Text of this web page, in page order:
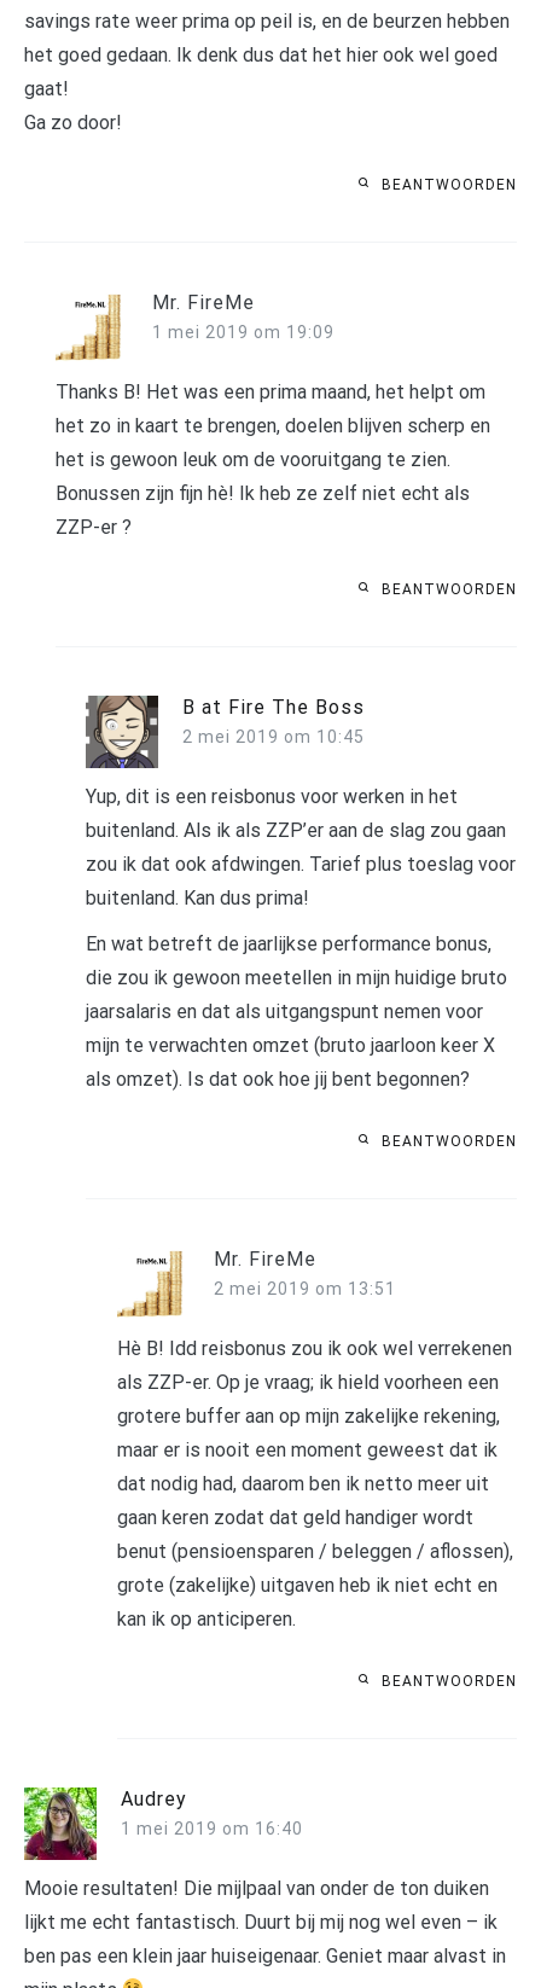
savings rate weer prima op peil is, en de beurzen hebben
het goed gedaan. Ik denk dus dat het hier ook wel goed
gaat!
Ga zo door!
BEANTWOORDEN
Mr. FireMe
1 mei 2019 om 19:09
Thanks B! Het was een prima maand, het helpt om
het zo in kaart te brengen, doelen blijven scherp en
het is gewoon leuk om de vooruitgang te zien.
Bonussen zijn fijn hè! Ik heb ze zelf niet echt als
ZZP-er ?
BEANTWOORDEN
B at Fire The Boss
2 mei 2019 om 10:45
Yup, dit is een reisbonus voor werken in het
buitenland. Als ik als ZZP’er aan de slag zou gaan
zou ik dat ook afdwingen. Tarief plus toeslag voor
buitenland. Kan dus prima!
En wat betreft de jaarlijkse performance bonus,
die zou ik gewoon meetellen in mijn huidige bruto
jaarsalaris en dat als uitgangspunt nemen voor
mijn te verwachten omzet (bruto jaarloon keer X
als omzet). Is dat ook hoe jij bent begonnen?
BEANTWOORDEN
Mr. FireMe
2 mei 2019 om 13:51
Hè B! Idd reisbonus zou ik ook wel verrekenen
als ZZP-er. Op je vraag; ik hield voorheen een
grotere buffer aan op mijn zakelijke rekening,
maar er is nooit een moment geweest dat ik
dat nodig had, daarom ben ik netto meer uit
gaan keren zodat dat geld handiger wordt
benut (pensioensparen / beleggen / aflossen),
grote (zakelijke) uitgaven heb ik niet echt en
kan ik op anticiperen.
BEANTWOORDEN
Audrey
1 mei 2019 om 16:40
Mooie resultaten! Die mijlpaal van onder de ton duiken
lijkt me echt fantastisch. Duurt bij mij nog wel even – ik
ben pas een klein jaar huiseigenaar. Geniet maar alvast in